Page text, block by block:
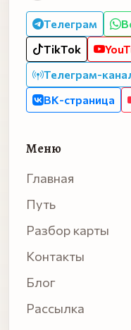
Телеграм
TikTok
Телеграм-
ВК-страница
Меню
Главная
Путь
Разбор карты
Контакты
Блог
Рассылка